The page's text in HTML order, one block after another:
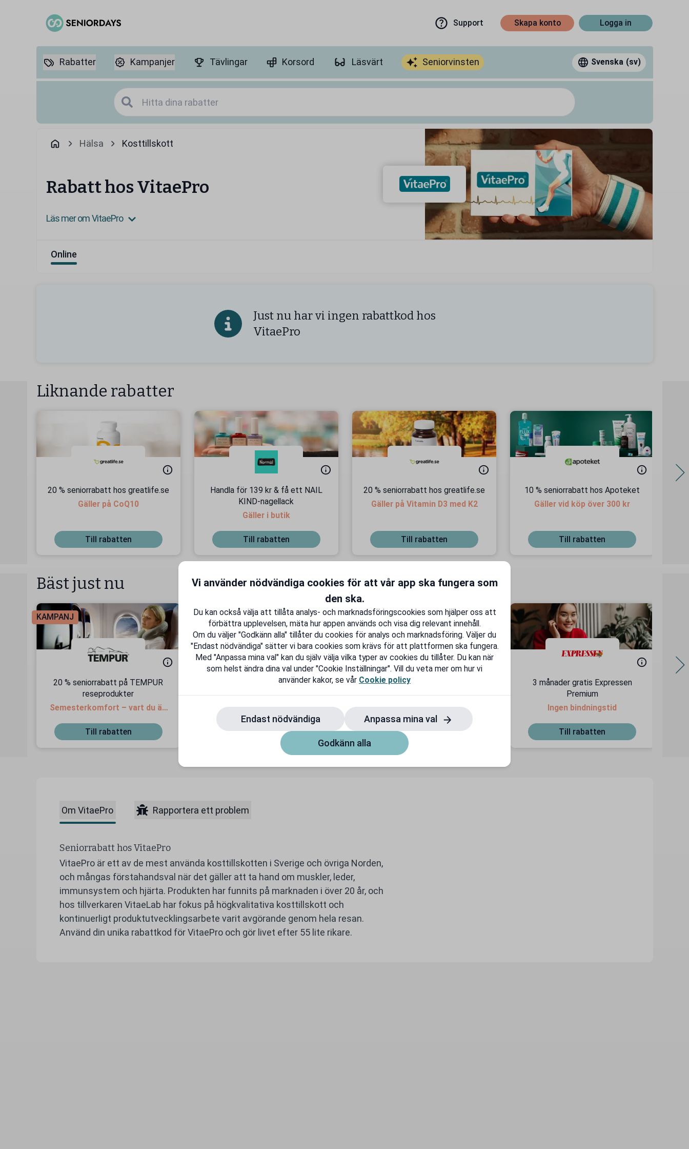
Support Skapa konto Logga in
Rabatter Kampanjer Tävlingar Korsord Läsvärt Seniorvinsten Svenska (sv)
Hälsa Kosttillskott
Rabatt hos VitaePro
Läs mer om VitaePro
Online
Just nu har vi ingen rabattkod hos
VitaePro
Om VitaePro Rapportera ett problem
Seniorrabatt hos VitaePro
VitaePro är ett av de mest använda kosttillskotten i Sverige och övriga Norden,
och mångas förstahandsval när det gäller att ta hand om muskler, leder,
immunsystem och hjärta. Produkten har funnits på marknaden i över 20 år, och
hos tillverkaren VitaeLab har fokus på högkvalitativa kosttillskott och
kontinuerligt produktutvecklingsarbete varit avgörande genom hela resan.
Använd din unika rabattkod för VitaePro och gör livet efter 55 lite rikare.
Liknande rabatter
20 % seniorrabatt hos greatlife.se
Gäller på CoQ10
Till rabatten
Handla för 139 kr & få ett NAIL
KIND-nagellack
Gäller i butik
Till rabatten
20 % seniorrabatt hos greatlife.se
Gäller på Vitamin D3 med K2
Till rabatten
10 % seniorrabatt hos Apoteket
Gäller vid köp över 300 kr
Till rabatten
Bäst just nu
KAMPANJ
20 % seniorrabatt på TEMPUR
reseprodukter
Semesterkomfort – vart du än
Till rabatten
KAMPANJ
7 % seniorrabatt hos Bokus
Fri frakt vid köp över 249 kr
Till rabatten
KAMPANJ
20 % seniorrabatt hos
Träningspartner
Gäller även på redan nedsatta
priser
Till rabatten
3 månader gratis Expressen
Premium
Ingen bindningstid
Till rabatten
Vi använder nödvändiga cookies för att vår app ska fungera som
den ska.
Du kan också välja att tillåta analys- och marknadsföringscookies som hjälper oss att
förbättra upplevelsen, mäta hur appen används och visa dig relevant innehåll.
Om du väljer "Godkänn alla" tillåter du cookies för analys och marknadsföring. Väljer du
"Endast nödvändiga" sätter vi bara cookies som krävs för att plattformen ska fungera.
Med "Anpassa mina val" kan du själv välja vilka typer av cookies du tillåter. Du kan när
som helst ändra dina val under "Cookie Inställningar". Vill du veta mer om hur vi
använder kakor, se vår Cookie policy
Endast nödvändiga Anpassa mina val
Godkänn alla